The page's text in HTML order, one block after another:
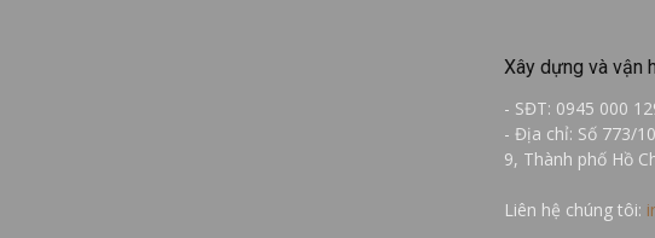
Xây dựng và vận
- SĐT: 0945 000
- Địa chỉ: Số 773/
9, Thành phố Hồ
Liên hệ chúng tôi: